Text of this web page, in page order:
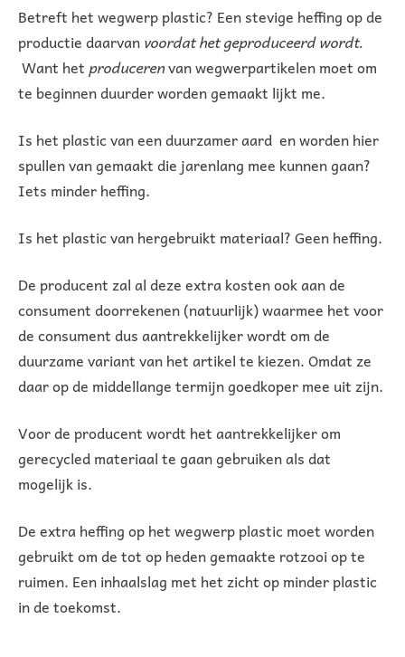
Betreft het wegwerp plastic? Een stevige heffing op de
productie daarvanvoordat het geproduceerd wordt.
Want hetproducerenvan wegwerpartikelen moet om
te beginnen duurder worden gemaakt lijkt me.
Is het plastic van een duurzamer aard en worden hier
spullen van gemaakt die jarenlang mee kunnen gaan?
Iets minder heffing.
Is het plastic van hergebruikt materiaal? Geen heffing.
De producent zal al deze extra kosten ook aan de
consument doorrekenen (natuurlijk) waarmee het voor
de consument dus aantrekkelijker wordt om de
duurzame variant van het artikel te kiezen. Omdat ze
daar op de middellange termijn goedkoper mee uit zijn.
Voor de producent wordt het aantrekkelijker om
gerecycled materiaal te gaan gebruiken als dat
mogelijk is.
De extra heffing op het wegwerp plastic moet worden
gebruikt om de tot op heden gemaakte rotzooi op te
ruimen. Een inhaalslag met het zicht op minder plastic
in de toekomst.